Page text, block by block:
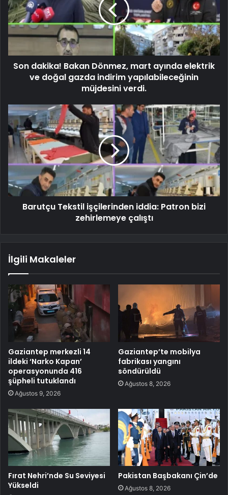
Son dakika! Bakan Dönmez, mart ayında elektrik
ve doğal gazda indirim yapılabileceğinin
müjdesini verdi.
Barutçu Tekstil işçilerinden iddia: Patron bizi
zehirlemeye çalıştı
İlgili Makaleler
Gaziantep merkezli 14
ildeki ‘Narko Kapan’
operasyonunda 416
şüpheli tutuklandı
Ağustos 9, 2026
Gaziantep’te mobilya
fabrikası yangını
söndürüldü
Ağustos 8, 2026
Fırat Nehri’nde Su Seviyesi
Yükseldi
Pakistan Başbakanı Çin’de
Ağustos 8, 2026